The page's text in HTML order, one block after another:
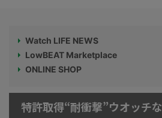
Watch LIFE NEWS
LowBEAT Marketplace
ONLINE SHOP
特許取得“耐衝撃”ウオッチ